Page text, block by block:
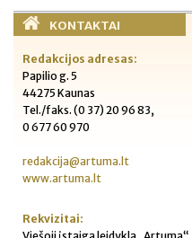
KONTAKTAI
Redakcijos adresas:
Papilio g. 5
44275 Kaunas
Tel./faks. (0 37) 20 96 83,
0 677 60 970
redakcija@artuma.lt
www.artuma.lt
Rekvizitai: